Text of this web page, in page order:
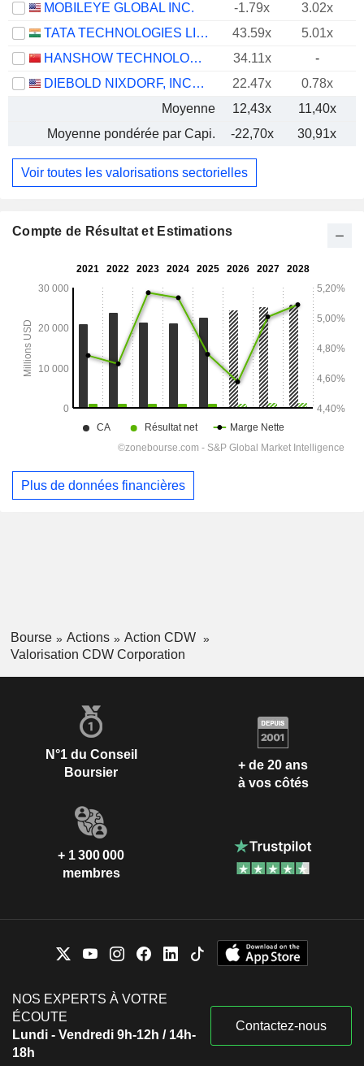
MOBILEYE GLOBAL INC.
-1.79x 3.02x
TATA TECHNOLOGIES LIMITED
43.59x 5.01x
HANSHOW TECHNOLOGY CO., LTD.
34.11x
-
DIEBOLD NIXDORF, INCORPORATED
22.47x
0.78x
Moyenne
12,43x 11,40x
Moyenne pondérée par Capi.
-22,70x 30,91x
Voir toutes les valorisations sectorielles
Compte de Résultat et Estimations
Plus de données financières
Bourse Actions
Action CDW
Valorisation CDW Corporation
N°1 du Conseil
Boursier
+ de 20 ans
à vos côtés
+ 1 300 000
membres
NOS EXPERTS À VOTRE
ÉCOUTE
Lundi - Vendredi 9h-12h / 14h-
18h
Contactez-nous